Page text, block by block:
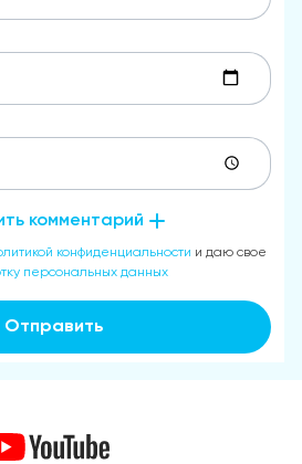
комментарий
конфиденциальности и даю свое
персональных данных
Отправить